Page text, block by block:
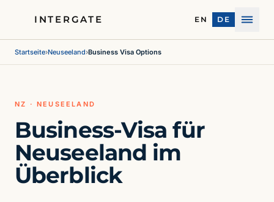
INTERGATE EN DE
Menü
Startseite›Neuseeland›Business Visa Options
NZ · NEUSEELAND
Business-Visa für
Neuseeland im
Überblick